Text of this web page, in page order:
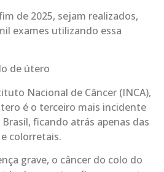
de 2025, sejam realizados,
exames utilizando essa
de útero
Nacional de Câncer (INCA),
é o terceiro mais incidente
ficando atrás apenas das
colorretais.
grave, o câncer do colo do